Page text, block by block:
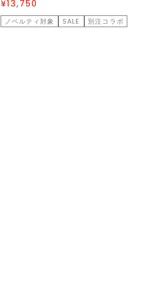
¥13,750
ノベルティ対象 SALE 別注コラボ